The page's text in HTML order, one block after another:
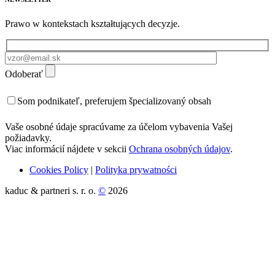
Prawo w kontekstach kształtujących decyzje.
Odoberať
Som podnikateľ, preferujem špecializovaný obsah
Vaše osobné údaje spracúvame za účelom vybavenia Vašej
požiadavky.
Viac informácií nájdete v sekcii Ochrana osobných údajov.
Cookies Policy | Polityka prywatności
kaduc & partneri s. r. o. © 2026